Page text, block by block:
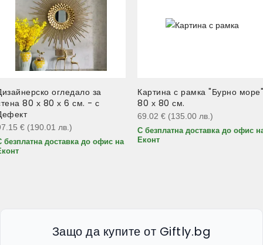
огледало за
80 х 80 х 6 см. - с
€ (190.01 лв. )
безплатна доставка до офис на
Картина с рамка "Бурно море"
80 х 80 см.
69.02 € (135.00 лв. )
С безплатна доставка до офис
Еконт
Защо да купите от Giftly.bg